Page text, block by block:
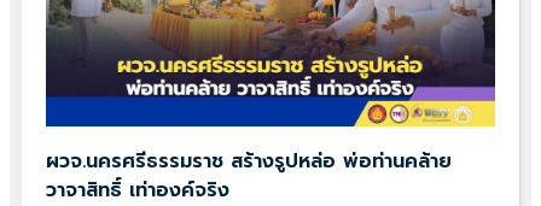
ผวจ.นครศรีธรรมราช สร้างรูปหล่อ พ่อท่านคล้าย
วาจาสิทธิ์ เท่าองค์จริง